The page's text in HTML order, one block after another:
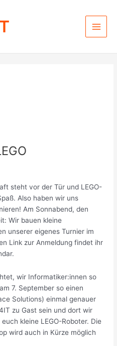
Main
steht vor der Tür und LEGO-
Also haben wir uns
Am Sonnabend, den
Wir bauen kleine
unserer eigenes Turnier im
Link zur Anmeldung findet ihr
wir Informatiker:innen so
7. September so einen
Solutions) einmal genauer
zu Gast sein und dort wir
kleine LEGO-Roboter. Die
wird auch in Kürze möglich